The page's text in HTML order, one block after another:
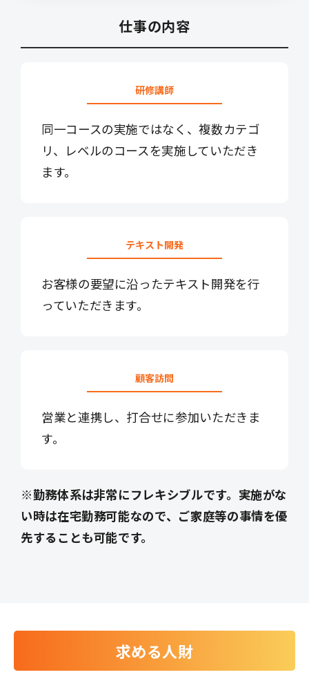
仕事の内容
研修講師
同一コースの実施ではなく、複数カテゴ
リ、レベルのコースを実施していただき
ます。
テキスト開発
お客様の要望に沿ったテキスト開発を行
っていただきます。
顧客訪問
営業と連携し、打合せに参加いただきま
す。
※勤務体系は非常にフレキシブルです。実施がな
い時は在宅勤務可能なので、ご家庭等の事情を優
先することも可能です。
求める人財